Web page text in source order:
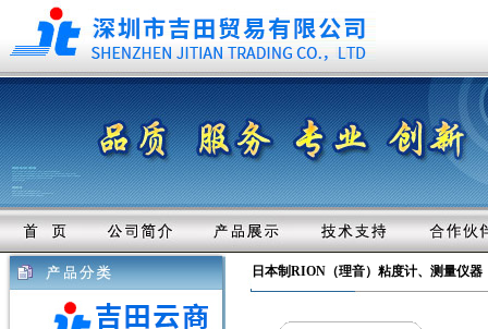
日本制RION（理音）粘度计、测量仪器